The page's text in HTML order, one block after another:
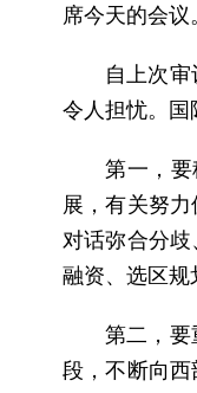
席今天的会议
自上次
令人担忧。国
第一，
展，有关努
对话弥合分
融资、选区规
第二，要
段，不断向